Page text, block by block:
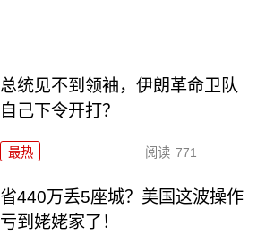
总统见不到领袖，伊朗革命卫队
自己下令开打？
最热 阅读 771
省440万丢5座城？美国这波操作
亏到姥姥家了！